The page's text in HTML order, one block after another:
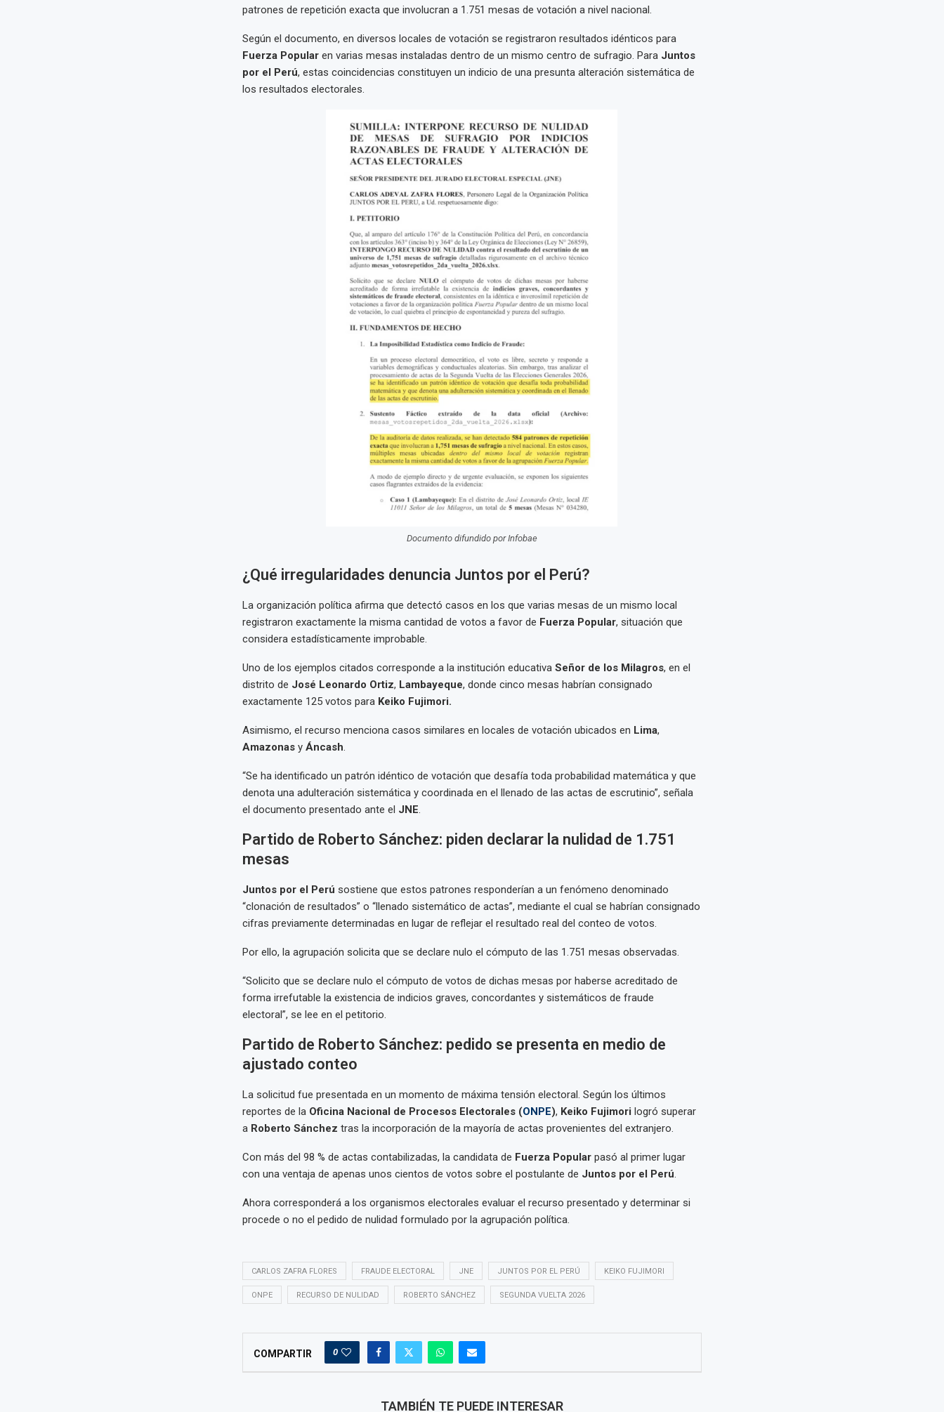
patrones de repetición exacta que involucran a 1.751 mesas de votación a nivel nacional.
Según el documento, en diversos locales de votación se registraron resultados idénticos para
Fuerza Popular en varias mesas instaladas dentro de un mismo centro de sufragio. Para Juntos
por el Perú, estas coincidencias constituyen un indicio de una presunta alteración sistemática de
los resultados electorales.
Documento difundido por Infobae
¿Qué irregularidades denuncia Juntos por el Perú?
La organización política afirma que detectó casos en los que varias mesas de un mismo local
registraron exactamente la misma cantidad de votos a favor de Fuerza Popular, situación que
considera estadísticamente improbable.
Uno de los ejemplos citados corresponde a la institución educativa Señor de los Milagros, en el
distrito de José Leonardo Ortiz, Lambayeque, donde cinco mesas habrían consignado
exactamente 125 votos para Keiko Fujimori.
Asimismo, el recurso menciona casos similares en locales de votación ubicados en Lima,
Amazonasy Áncash.
“Se ha identificado un patrón idéntico de votación que desafía toda probabilidad matemática y que
denota una adulteración sistemática y coordinada en el llenado de las actas de escrutinio”, señala
el documento presentado ante el JNE.
Partido de Roberto Sánchez: piden declarar la nulidad de 1.751
mesas
Juntos por el Perú sostiene que estos patrones responderían a un fenómeno denominado
“clonación de resultados” o “llenado sistemático de actas”, mediante el cual se habrían consignado
cifras previamente determinadas en lugar de reflejar el resultado real del conteo de votos.
Por ello, la agrupación solicita que se declare nulo el cómputo de las 1.751 mesas observadas.
“Solicito que se declare nulo el cómputo de votos de dichas mesas por haberse acreditado de
forma irrefutable la existencia de indicios graves, concordantes y sistemáticos de fraude
electoral”, se lee en el petitorio.
Partido de Roberto Sánchez: pedido se presenta en medio de
ajustado conteo
La solicitud fue presentada en un momento de máxima tensión electoral. Según los últimos
reportes de laOficina Nacional de Procesos Electorales (ONPE), Keiko Fujimori logró superar
a Roberto Sánchez tras la incorporación de la mayoría de actas provenientes del extranjero.
Con más del 98 % de actas contabilizadas, la candidata de Fuerza Popularpasó al primer lugar
con una ventaja de apenas unos cientos de votos sobre el postulante de Juntos por el Perú.
Ahora corresponderá a los organismos electorales evaluar el recurso presentado y determinar si
procede o no el pedido de nulidad formulado por la agrupación política.
CARLOS ZAFRA FLORES FRAUDE ELECTORAL JNE JUNTOS POR EL PERÚ KEIKO FUJIMORI
ONPE RECURSO DE NULIDAD ROBERTO SÁNCHEZ SEGUNDA VUELTA 2026
COMPARTIR 0
TAMBIÉN TE PUEDE INTERESAR